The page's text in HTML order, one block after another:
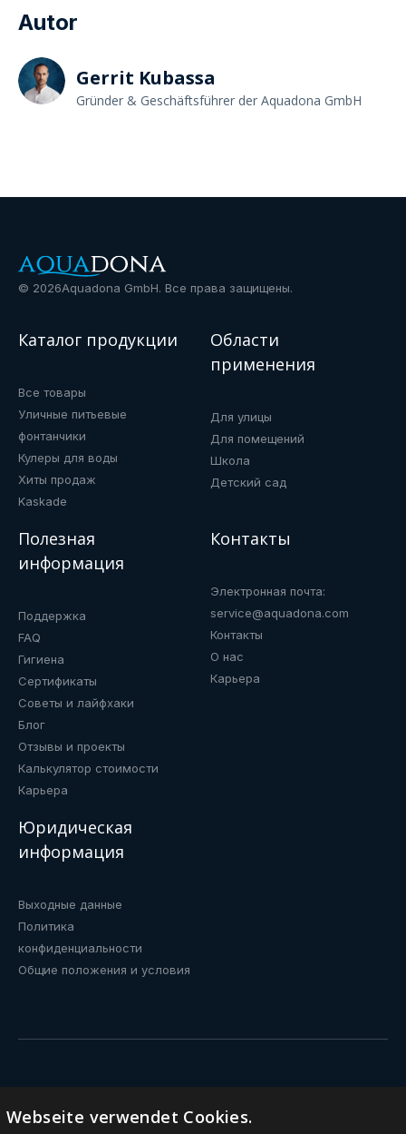
Autor
Gerrit Kubassa
Gründer & Geschäftsführer der Aquadona GmbH
© 2026Aquadona GmbH. Все права защищены.
Каталог продукции
Все товары
Уличные питьевые
фонтанчики
Кулеры для воды
Хиты продаж
Kaskade
Области
применения
Для улицы
Для помещений
Школа
Детский сад
Полезная
информация
Поддержка
FAQ
Гигиена
Сертификаты
Советы и лайфхаки
Блог
Отзывы и проекты
Калькулятор стоимости
Карьера
Контакты
Электронная почта:
service@aquadona.com
Контакты
О нас
Карьера
Юридическая
информация
Выходные данные
Политика
конфиденциальности
Общие положения и условия
Webseite verwendet Cookies.